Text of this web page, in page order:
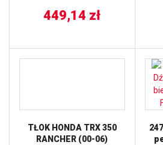
449,14 zł
TŁOK HONDA TRX 350
RANCHER (00-06)